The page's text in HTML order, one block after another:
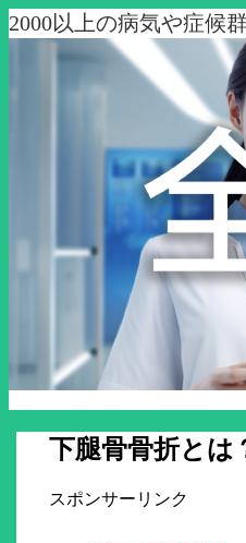
2000以上の病気や症候
下腿骨骨折とは
スポンサーリンク